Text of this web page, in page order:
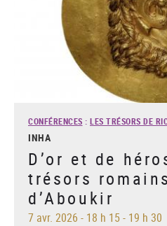
CONFÉRENCES : LES TRÉSORS DE
INHA
D’or et de
trésors
d’Aboukir
7 avr. 2026 - 18 h 15 - 19 h 30